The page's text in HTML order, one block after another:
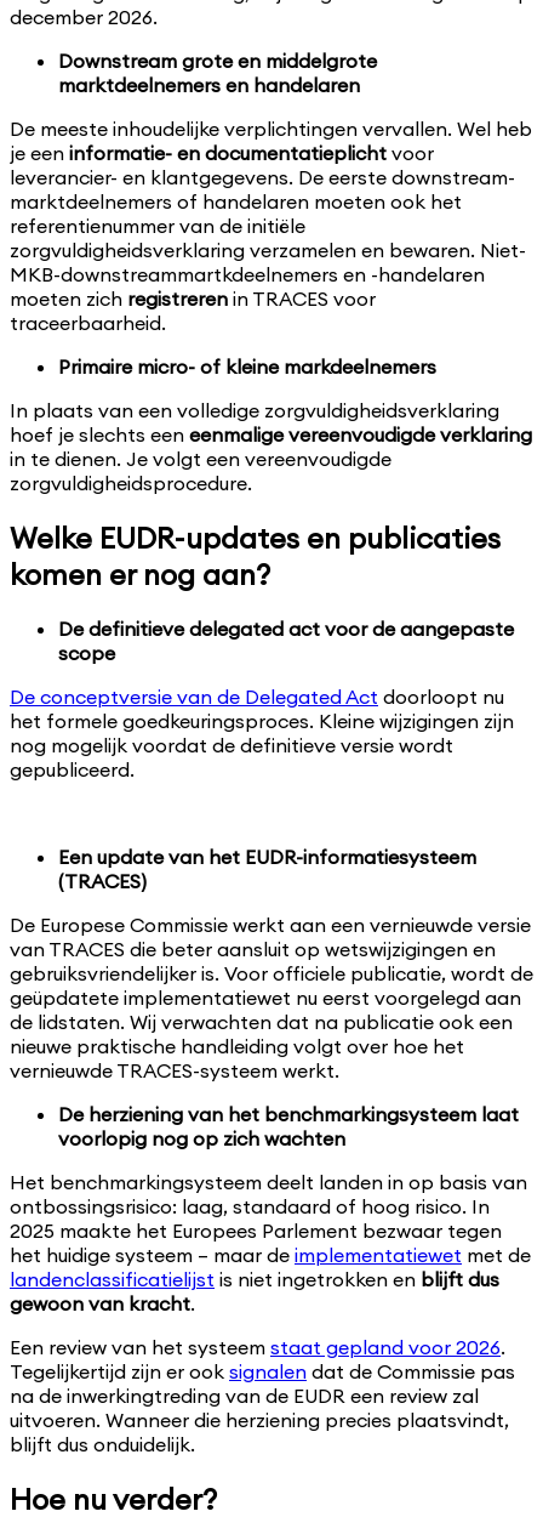
december 2026.
Downstream grote en middelgrote
marktdeelnemers en handelaren
De meeste inhoudelijke verplichtingen vervallen. Wel heb
je een informatie- en documentatieplicht voor
leverancier- en klantgegevens. De eerste downstream­
markt­deelnemers of handelaren moeten ook het
referentie­nummer van de initiële
zorgvuldigheidsverklaring verzamelen en bewaren. Niet-
MKB-downstreammartkdeelnemers en -handelaren
moeten zich registreren in TRACES voor
traceerbaarheid.
Primaire micro- of kleine markdeelnemers
In plaats van een volledige zorgvuldigheidsverklaring
hoef je slechts een eenmalige vereenvoudigde verklaring
in te dienen. Je volgt een vereenvoudigde
zorgvuldigheidsprocedure.
Welke EUDR-updates en publicaties
komen er nog aan?
De definitieve delegated act voor de aangepaste
scope
De conceptversie van de Delegated Act doorloopt nu
het formele goedkeuringsproces. Kleine wijzigingen zijn
nog mogelijk voordat de definitieve versie wordt
gepubliceerd.
Een update van het EUDR-informatiesysteem
(TRACES)
De Europese Commissie werkt aan een vernieuwde versie
van TRACES die beter aansluit op wetswijzigingen en
gebruiksvriendelijker is. Voor officiele publicatie, wordt de
geüpdatete implementatiewet nu eerst voorgelegd aan
de lidstaten. Wij verwachten dat na publicatie ook een
nieuwe praktische handleiding volgt over hoe het
vernieuwde TRACES-systeem werkt.
De herziening van het benchmarkingsysteem laat
voorlopig nog op zich wachten
Het benchmarkingsysteem deelt landen in op basis van
ontbossingsrisico: laag, standaard of hoog risico. In
2025 maakte het Europees Parlement bezwaar tegen
het huidige systeem – maar de implementatiewet met de
landenclassificatielijst is niet ingetrokken en blijft dus
gewoon van kracht.
Een review van het systeem staat gepland voor 2026.
Tegelijkertijd zijn er ook signalen dat de Commissie pas
na de inwerkingtreding van de EUDR een review zal
uitvoeren. Wanneer die herziening precies plaatsvindt,
blijft dus onduidelijk.
Hoe nu verder?